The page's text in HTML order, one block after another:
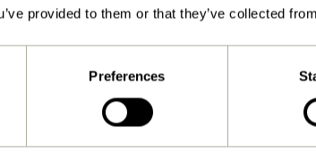
provided to them or that they’ve collected
Preferences
E27
Direkt an die Stromleitung